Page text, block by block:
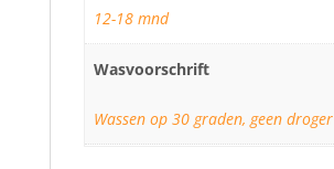
12-18 mnd
Wasvoorschrift
Wassen op 30 graden, geen droger